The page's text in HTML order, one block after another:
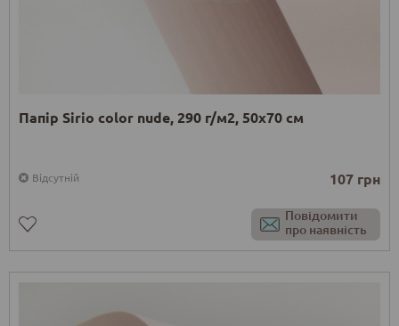
Папір Sirio color nude, 290 г/м2, 50х70 см
Відсутній 107 грн
Повідомити
про наявність